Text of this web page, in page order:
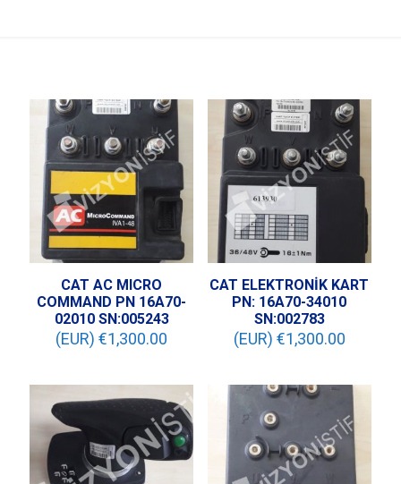
CAT AC MICRO
COMMAND PN 16A70-
02010 SN:005243
(EUR) €1,300.00
CAT ELEKTRONİK KART
PN: 16A70-34010
SN:002783
(EUR) €1,300.00